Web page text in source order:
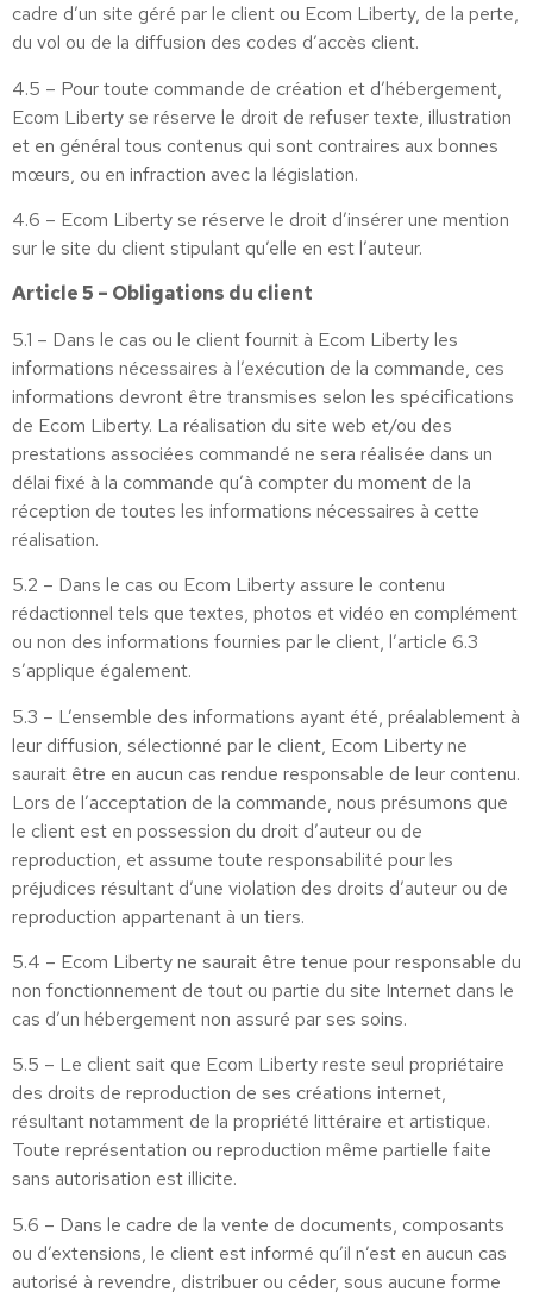
cadre d’un site géré par le client ou Ecom Liberty, de la perte,
du vol ou de la diffusion des codes d’accès client.
4.5 – Pour toute commande de création et d’hébergement,
Ecom Liberty se réserve le droit de refuser texte, illustration
et en général tous contenus qui sont contraires aux bonnes
mœurs, ou en infraction avec la législation.
4.6 – Ecom Liberty se réserve le droit d’insérer une mention
sur le site du client stipulant qu’elle en est l’auteur.
Article 5 – Obligations du client
5.1 – Dans le cas ou le client fournit à Ecom Liberty les
informations nécessaires à l’exécution de la commande, ces
informations devront être transmises selon les spécifications
de Ecom Liberty. La réalisation du site web et/ou des
prestations associées commandé ne sera réalisée dans un
délai fixé à la commande qu’à compter du moment de la
réception de toutes les informations nécessaires à cette
réalisation.
5.2 – Dans le cas ou Ecom Liberty assure le contenu
rédactionnel tels que textes, photos et vidéo en complément
ou non des informations fournies par le client, l’article 6.3
s’applique également.
5.3 – L’ensemble des informations ayant été, préalablement à
leur diffusion, sélectionné par le client, Ecom Liberty ne
saurait être en aucun cas rendue responsable de leur contenu.
Lors de l’acceptation de la commande, nous présumons que
le client est en possession du droit d’auteur ou de
reproduction, et assume toute responsabilité pour les
préjudices résultant d’une violation des droits d’auteur ou de
reproduction appartenant à un tiers.
5.4 – Ecom Liberty ne saurait être tenue pour responsable du
non fonctionnement de tout ou partie du site Internet dans le
cas d’un hébergement non assuré par ses soins.
5.5 – Le client sait que Ecom Liberty reste seul propriétaire
des droits de reproduction de ses créations internet,
résultant notamment de la propriété littéraire et artistique.
Toute représentation ou reproduction même partielle faite
sans autorisation est illicite.
5.6 – Dans le cadre de la vente de documents, composants
ou d’extensions, le client est informé qu’il n’est en aucun cas
autorisé à revendre, distribuer ou céder, sous aucune forme